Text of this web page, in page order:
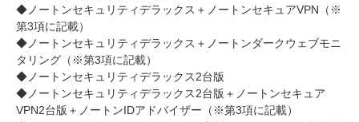
◆ノートンセキュリティデラックス＋ノートンセキュアVPN（※
第3項に記載）
◆ノートンセキュリティデラックス＋ノートンダークウェブモニ
タリング（※第3項に記載）
◆ノートンセキュリティデラックス2台版
◆ノートンセキュリティデラックス2台版＋ノートンセキュア
VPN2台版＋ノートンIDアドバイザー（※第3項に記載）